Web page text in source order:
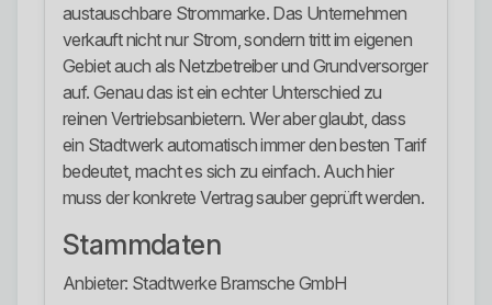
austauschbare Strommarke. Das Unternehmen
verkauft nicht nur Strom, sondern tritt im eigenen
Gebiet auch als Netzbetreiber und Grundversorger
auf. Genau das ist ein echter Unterschied zu
reinen Vertriebsanbietern. Wer aber glaubt, dass
ein Stadtwerk automatisch immer den besten Tarif
bedeutet, macht es sich zu einfach. Auch hier
muss der konkrete Vertrag sauber geprüft werden.
Stammdaten
Anbieter: Stadtwerke Bramsche GmbH